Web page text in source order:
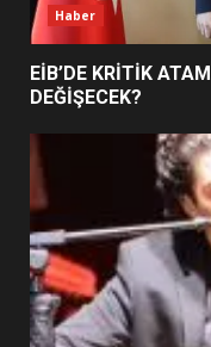
Haber
EİB’DE KRİTİK
DEĞİŞECEK?